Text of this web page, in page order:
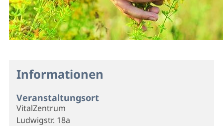
Informationen
Veranstaltungsort
VitalZentrum
Ludwigstr. 18a